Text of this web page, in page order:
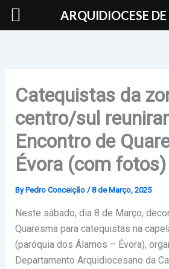
Skip
Catequistas da
centro/sul
Encontro de
Évora (com fotos)
By Pedro Conceição /8 de Março, 2025
Neste sábado, dia 8 de Março,
Quaresma para catequistas na
(paróquia dos Álamos – Évora),
Departamento Arquidiocesano da
ARQUIDIOCESE